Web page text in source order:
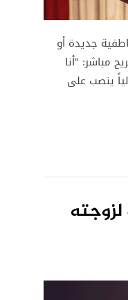
جديدة أو
مباشر: "أنا
ينصب على
مؤثرة لزوجته